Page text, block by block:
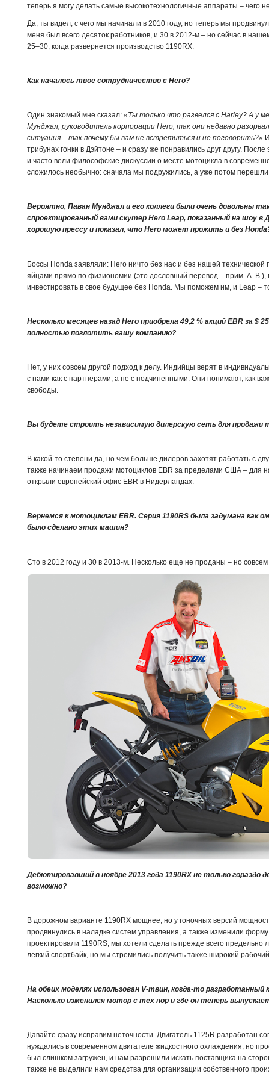
теперь я могу делать самые высокотехнологичные аппараты – чего
Да, ты видел, с чего мы начинали в 2010 году, но теперь мы
меня был всего десяток работников, и 30 в 2012-м – но сейчас в
25–30, когда развернется производство 1190RX.
Как началось твое сотрудничество с Hero?
Один знакомый мне сказал: «Ты только что развелся с Harley? А у
Мунджал, руководитель корпорации Hero, так они недавно
ситуация – так почему бы вам не встретиться и не поговорить?»
трибунах гонки в Дэйтоне – и сразу же понравились друг другу.
и часто вели философские дискуссии о месте мотоцикла в
сложилось необычно: сначала мы подружились, а уже потом
Вероятно, Паван Мунджал и его коллеги были очень довольны
спроектированный вами скутер Hero Leap, показанный на шоу в
хорошую прессу и показал, что Hero может прожить и без
Боссы Honda заявляли: Hero ничто без нас и без нашей
яйцами прямо по физиономии (это дословный перевод – прим. А. В.),
инвестировать в свое будущее без Honda. Мы поможем им, и Leap –
Несколько месяцев назад Hero приобрела 49,2 % акций EBR за $
полностью поглотить вашу компанию?
Нет, у них совсем другой подход к делу. Индийцы верят в
с нами как с партнерами, а не с подчиненными. Они понимают, как
свободы.
Вы будете строить независимую дилерскую сеть для продажи
В какой-то степени да, но чем больше дилеров захотят работать с
также начинаем продажи мотоциклов EBR за пределами США – для
открыли европейский офис EBR в Нидерландах.
Вернемся к мотоциклам EBR. Серия 1190RS была задумана как
было сделано этих машин?
Сто в 2012 году и 30 в 2013-м. Несколько еще не проданы – но
Дебютировавший в ноябре 2013 года 1190RX не только гораздо
возможно?
В дорожном варианте 1190RX мощнее, но у гоночных версий
продвинулись в наладке систем управления, а также изменили
проектировали 1190RS, мы хотели сделать прежде всего предельно
легкий спортбайк, но мы стремились получить также широкий
На обеих моделях использован V-твин, когда-то разработанный
Насколько изменился мотор с тех пор и где он теперь
Давайте сразу исправим неточности. Двигатель 1125R разработан
нуждались в современном двигателе жидкостного охлаждения, но
был слишком загружен, и нам разрешили искать поставщика на
также не выделили нам средства для организации собственного